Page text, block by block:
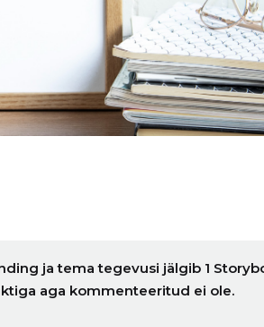
ja tema tegevusi jälgib 1
aga kommenteeritud ei ole.